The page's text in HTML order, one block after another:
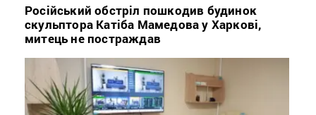
Російський обстріл пошкодив будинок
скульптора Катіба Мамедова у Харкові,
митець не постраждав